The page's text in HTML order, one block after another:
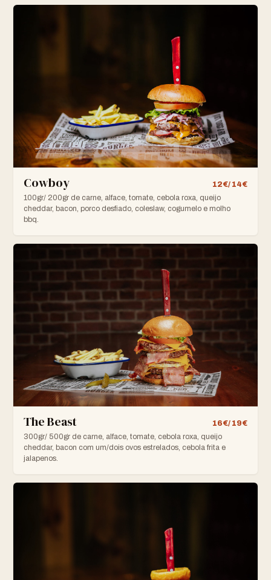
Cowboy
12€/ 14€
100gr/ 200gr de carne, alface, tomate, cebola roxa, queijo
cheddar, bacon, porco desfiado, coleslaw, cogumelo e molho
bbq.
The Beast
16€/ 19€
300gr/ 500gr de carne, alface, tomate, cebola roxa, queijo
cheddar, bacon com um/dois ovos estrelados, cebola frita e
jalapenos.